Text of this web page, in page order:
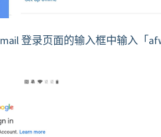
登录页面的输入框中输入「